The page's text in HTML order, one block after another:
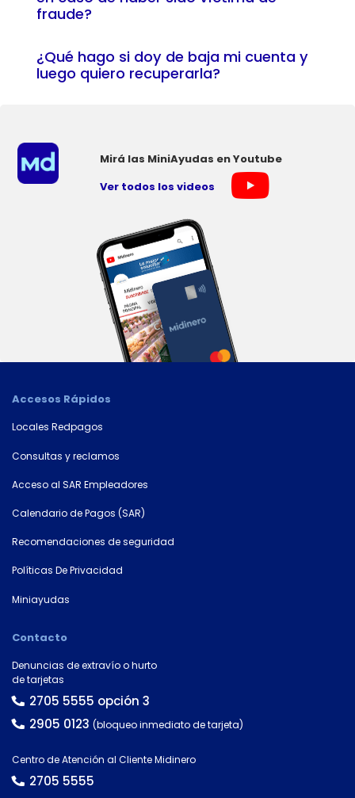
de
País
documento
Número de
documento*
fraude?
¿Qué hago si doy de baja mi cuenta y
luego quiero recuperarla?
Mirá las MiniAyudas en Youtube
Ver todos los videos
Accesos Rápidos
Locales Redpagos
Consultas y reclamos
Acceso al SAR Empleadores
Calendario de Pagos (SAR)
Recomendaciones de seguridad
Políticas De Privacidad
Miniayudas
Contacto
Denuncias de extravío o hurto
de tarjetas
2705 5555 opción 3
2905 0123 (bloqueo inmediato de tarjeta)
Centro de Atención al Cliente Midinero
2705 5555